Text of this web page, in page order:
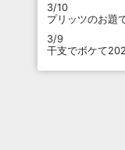
3/10
プリッツのお題
3/9
干支でボケて